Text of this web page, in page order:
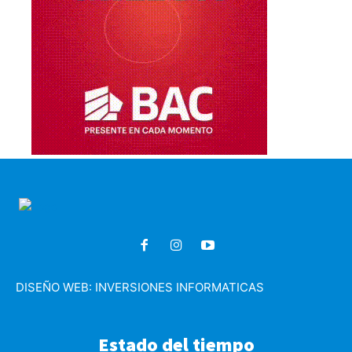
DISEÑO WEB: INVERSIONES INFORMATICAS
Estado del tiempo